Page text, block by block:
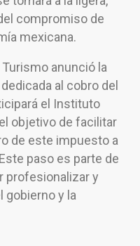
compromiso de
mexicana.
anunció la
al cobro del
el Instituto
objetivo de facilitar
de este impuesto a
paso es parte de
profesionalizar y
gobierno y la